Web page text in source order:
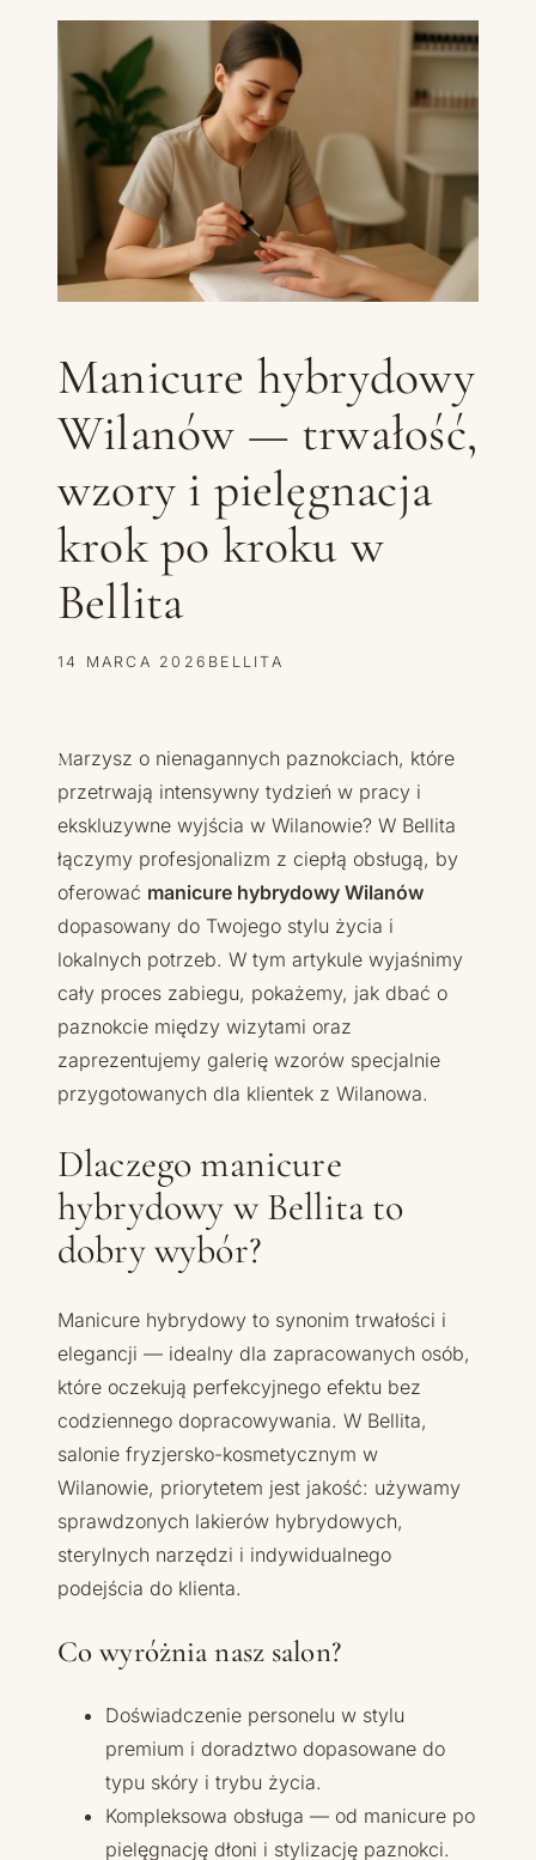
Manicure hybrydowy
Wilanów — trwałość,
wzory i pielęgnacja
krok po kroku w
Bellita
14 MARCA 2026 BELLITA
Marzysz o nienagannych paznokciach, które
przetrwają intensywny tydzień w pracy i
ekskluzywne wyjścia w Wilanowie? W Bellita
łączymy profesjonalizm z ciepłą obsługą, by
oferować manicure hybrydowy Wilanów
dopasowany do Twojego stylu życia i
lokalnych potrzeb. W tym artykule wyjaśnimy
cały proces zabiegu, pokażemy, jak dbać o
paznokcie między wizytami oraz
zaprezentujemy galerię wzorów specjalnie
przygotowanych dla klientek z Wilanowa.
Dlaczego manicure
hybrydowy w Bellita to
dobry wybór?
Manicure hybrydowy to synonim trwałości i
elegancji — idealny dla zapracowanych osób,
które oczekują perfekcyjnego efektu bez
codziennego dopracowywania. W Bellita,
salonie fryzjersko-kosmetycznym w
Wilanowie, priorytetem jest jakość: używamy
sprawdzonych lakierów hybrydowych,
sterylnych narzędzi i indywidualnego
podejścia do klienta.
Co wyróżnia nasz salon?
Doświadczenie personelu w stylu
premium i doradztwo dopasowane do
typu skóry i trybu życia.
Kompleksowa obsługa — od manicure po
pielęgnację dłoni i stylizację paznokci.